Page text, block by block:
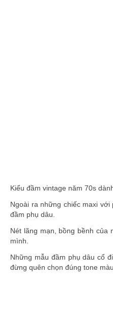
Kiểu đầm vintage năm 70s
Ngoài ra những chiếc maxi
đầm phụ dâu.
Nét lãng mạn, bồng bềnh
mình.
Những mẫu đầm phụ dâu cổ
đừng quên chọn đúng tone